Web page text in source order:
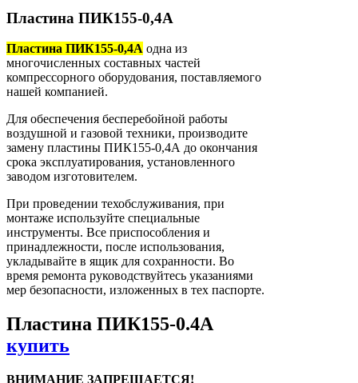
Пластина ПИК155-0,4А
Пластина ПИК155-0,4А одна из
многочисленных составных частей
компрессорного оборудования, поставляемого
нашей компанией.
Для обеспечения бесперебойной работы
воздушной и газовой техники, производите
замену пластины ПИК155-0,4А до окончания
срока эксплуатирования, установленного
заводом изготовителем.
При проведении техобслуживания, при
монтаже используйте специальные
инструменты. Все приспособления и
принадлежности, после использования,
укладывайте в ящик для сохранности. Во
время ремонта руководствуйтесь указаниями
мер безопасности, изложенных в тех паспорте.
Пластина ПИК155-0.4А
купить
ВНИМАНИЕ ЗАПРЕЩАЕТСЯ!